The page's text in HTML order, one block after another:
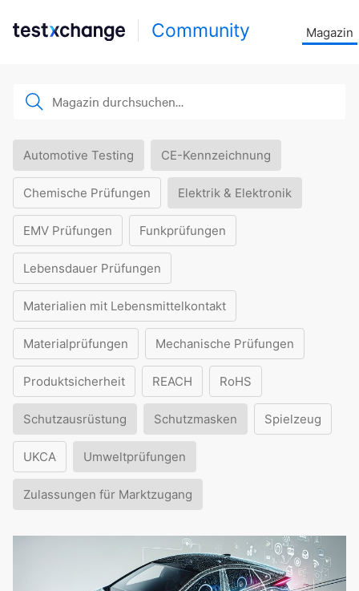
Community Magazin
Automotive Testing CE-Kennzeichnung
Chemische Prüfungen Elektrik & Elektronik
EMV Prüfungen Funkprüfungen
Lebensdauer Prüfungen
Materialien mit Lebensmittelkontakt
Materialprüfungen Mechanische Prüfungen
Produktsicherheit REACH RoHS
Schutzausrüstung Schutzmasken Spielzeug
UKCA Umweltprüfungen
Zulassungen für Marktzugang